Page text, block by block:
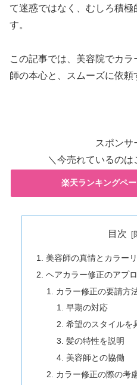
て迷惑ではなく、むしろ積
す。
この記事では、美容院でカ
師の本心と、スムーズに依頼
スポンサ
＼今売れているのは
楽天ランキングペ
目次
美容師の真情とカラー
ヘアカラー修正のアプ
カラー修正の要請方
早期の対応
希望のスタイルを
髪の特性を説明
美容師との協働
カラー修正の際の考